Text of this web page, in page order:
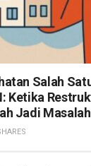
Salah
Ketika
Jadi